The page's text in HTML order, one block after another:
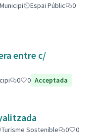
Municipi Espai Públic
0
entre c/
0 0 Acceptada
Turisme Sostenible 0
0